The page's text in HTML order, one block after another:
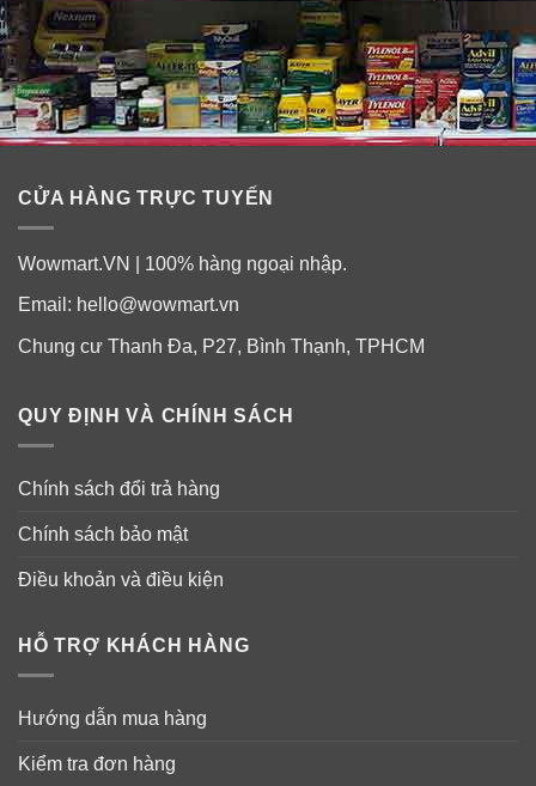
tạo. Không chất làm ngọt nhân tạo.
Công thức NON-GMO.
Thành phần từ thực vật.
Hướng dẫn sử dụng kẹo dẻo giấm táo
Nature’s Truth Apple Cider Vinegar
Đối với người lớn, dùng
CỬA HÀNG TRỰC TUYẾN
Wowmart.VN | 100% hàng ngoại nhập.
Email: hello@wowmart.vn
Chung cư Thanh Đa, P27, Bình Thạnh, TPHCM
QUY ĐỊNH VÀ CHÍNH SÁCH
Chính sách đổi trả hàng
Chính sách bảo mật
Điều khoản và điều kiện
HỖ TRỢ KHÁCH HÀNG
Hướng dẫn mua hàng
Kiểm tra đơn hàng